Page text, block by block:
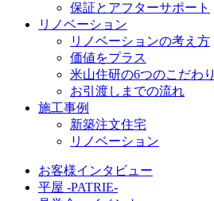
保証とアフターサポート
リノベーション
リノベーションの考え方
価値をプラス
米山住研の6つのこだわり
お引渡しまでの流れ
施工事例
新築注文住宅
リノベーション
お客様インタビュー
平屋 -PATRIE-